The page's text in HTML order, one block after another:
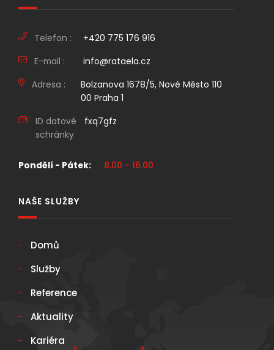
Telefon :
+420 775 176 916
E-mail :
info@rataela.cz
Adresa :
Bolzanova 1678/5, Nové Město 110
00 Praha 1
ID datové
schránky
fxq7gfz
Pondělí - Pátek: 8.00 - 16.00
NAŠE SLUŽBY
Domů
Služby
Reference
Aktuality
Kariéra